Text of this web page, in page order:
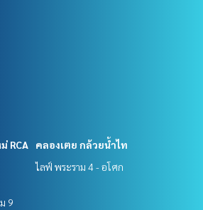
RCA
9
คลองเตย กล้วยน้ำไท
ไลฟ์ พระราม 4 - อโศก